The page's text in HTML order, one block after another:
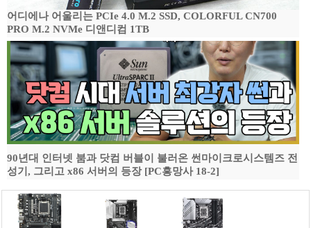
어디에나 어울리는 PCIe 4.0 M.2 SSD, COLORFUL CN700
PRO M.2 NVMe 디앤디컴 1TB
90년대 인터넷 붐과 닷컴 버블이 불러온 썬마이크로시스템즈 전
성기, 그리고 x86 서버의 등장 [PC흥망사 18-2]